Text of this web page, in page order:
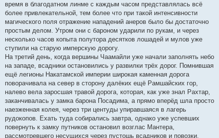
время в благодатном линме с каждым часом представлялась всё
более привлекательной, тем более что при такой интенсивности
магического поля отражение нападений анеров было бы достаточно
простым делом. Утром они с бароном ударили по рукам, и через
несколько часов копыта полутора десятков лошадей и мулов уже
ступили на старую имперскую дорогу.
На третий день, когда вершины Чаамайли уже начали заполнять небо
на западе, всадники остановились у развилки трёх дорог. Помнившая
ещё легионы Накатамской империи широкая каменная дорога
поворачивала на север в сторону далёких ещё Рамшайских гор,
налево вела заросшая травой дорога, которая, как уже знал Рахтар,
заканчивалась у замка барона Посадима, а прямо вперёд шла просто
наезженная колея, через три центуды упиравшаяся в лагерь
рудокопов. Ехать туда собирались завтра, однако уже успевших
повернуть к замку путников остановил возглас Мантера,
рассмотревшего несущихся через пустошь всадников и повозки.